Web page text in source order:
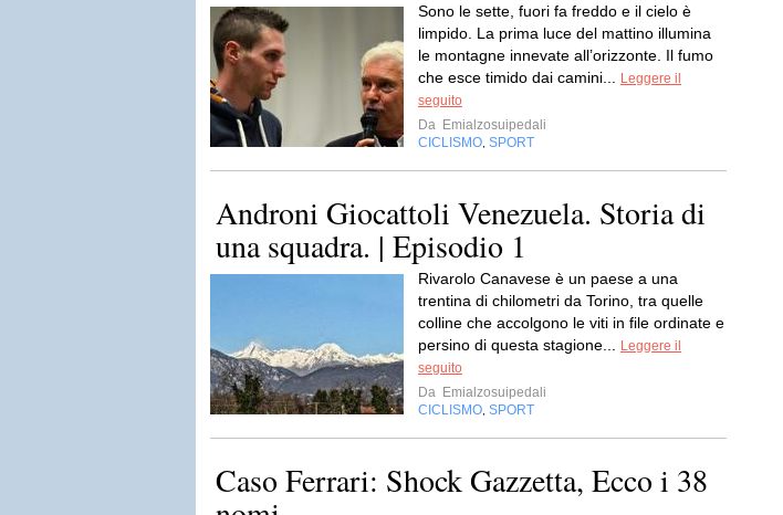
Sono le sette, fuori fa freddo e il cielo è
limpido. La prima luce del mattino illumina
le montagne innevate all’orizzonte. Il fumo
che esce timido dai camini...
Leggere il
seguito
Da Emialzosuipedali
CICLISMO SPORT
Androni Giocattoli Venezuela. Storia di
una squadra. | Episodio 1
Rivarolo Canavese è un paese a una
trentina di chilometri da Torino, tra quelle
colline che accolgono le viti in file ordinate e
persino di questa stagione...
Leggere il
seguito
Da Emialzosuipedali
CICLISMO SPORT
Caso Ferrari: Shock Gazzetta, Ecco i 38